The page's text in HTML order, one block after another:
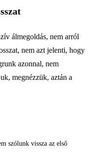
álmegoldás, nem arról
nem azt jelenti, hogy
azonnal, nem
megnézzük, aztán a
szólunk vissza az első